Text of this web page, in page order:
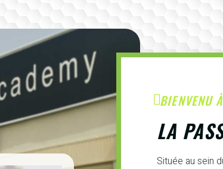
BIENVENU
LA
Située au sein